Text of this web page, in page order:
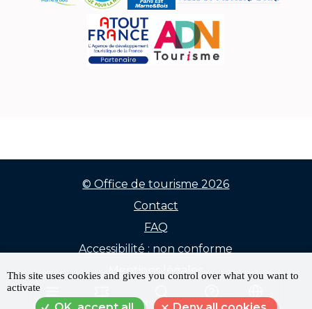
© Office de tourisme 2026
Pied
de
page
Contact
FAQ
Accessibilité : non conforme
Mentions légales
MENU RÉSERVER RECHERCHE FAQ LANGUE
This site uses cookies and gives you control over what you want to
activate